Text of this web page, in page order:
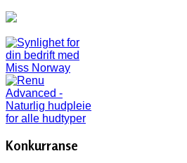
Konkurranse